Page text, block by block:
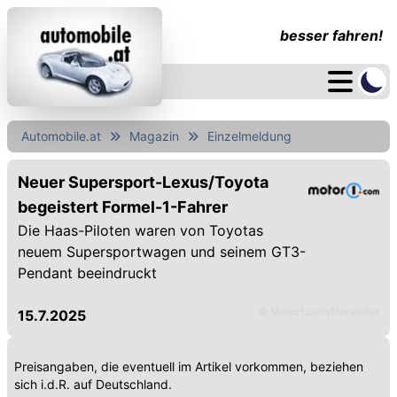
besser fahren!
Automobile.at Magazin Einzelmeldung
Neuer Supersport-Lexus/Toyota
begeistert Formel-1-Fahrer
Die Haas-Piloten waren von Toyotas
neuem Supersportwagen und seinem GT3-
Pendant beeindruckt
15.7.2025
Preisangaben, die eventuell im Artikel vorkommen, beziehen
sich i.d.R. auf Deutschland.